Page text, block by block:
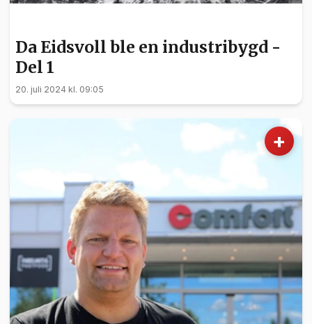
Da Eidsvoll ble en industribygd -
Del 1
20. juli 2024 kl. 09:05
+